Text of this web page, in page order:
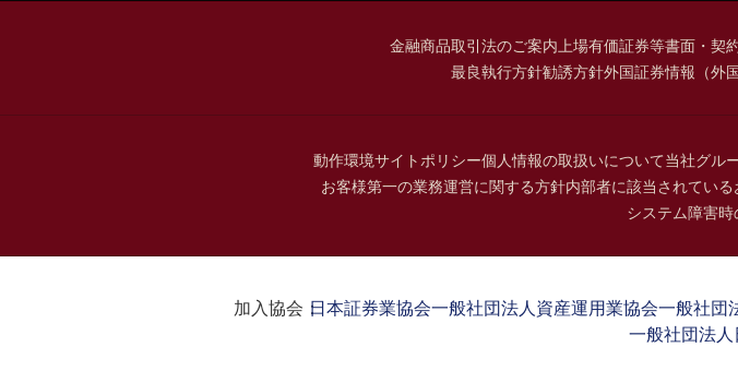
金融商品取引法のご案内 上場有価証券等書面・契
最良執行方針勧誘方針外国証券情報（外
動作環境サイトポリシー個人情報の取扱いについて当社グル
お客様第一の業務運営に関する方針内部者に該当されてい
システム障害
加入協会：日本証券業協会一般社団法人資産運用業協会一般社団
一般社団法